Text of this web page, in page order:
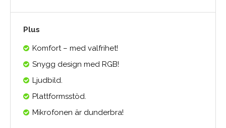
Plus
Komfort – med valfrihet!
Snygg design med RGB!
Ljudbild.
Plattformsstöd.
Mikrofonen är dunderbra!